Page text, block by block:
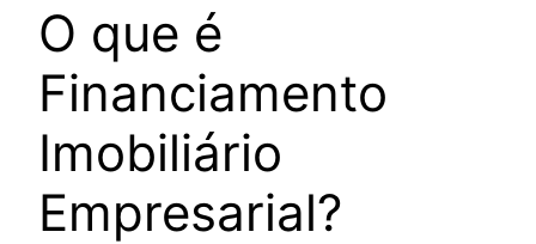
O que é
Financiamento
Imobiliário
Empresarial?